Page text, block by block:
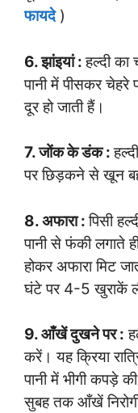
फायदे)
6. झांइयां :हल्दी का
पानी में पीसकर
दूर हो जाती हैं।
7. जोंक के डंक :
पर छिड़कने से खून
8. अफारा :पिसी
पानी से फंकी लगाते
होकर अफारा मिट
घंटे पर 4-5 खुराकें
9. आँखें दुखने पर :
करें। यह क्रिया
पानी में भीगी कपड़े
सुबह तक आँखें